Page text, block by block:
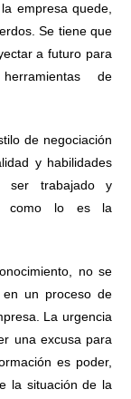
empresa quede,
Se tiene que
a futuro para
de
de negociación
y habilidades
ser trabajado y
como lo es la
no se
un proceso de
La urgencia
una excusa para
es poder,
la situación de la